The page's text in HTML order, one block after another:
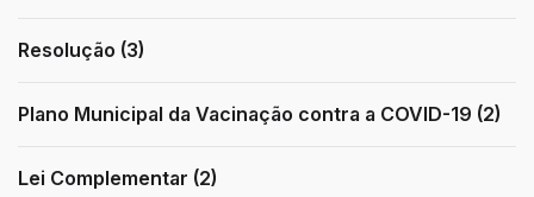
Resolução (3)
Plano Municipal da Vacinação contra a COVID-19 (2)
Lei Complementar (2)